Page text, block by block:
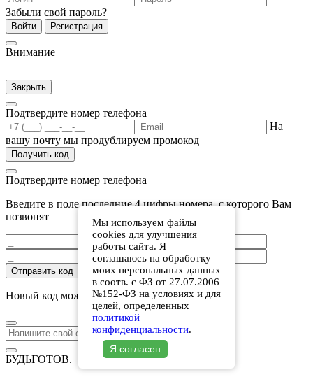
Забыли свой пароль?
Войти Регистрация
Внимание
Закрыть
Подтвердите номер телефона
На
вашу почту мы продублируем промокод
Получить код
Подтвердите номер телефона
Введите в поле последние 4 цифры номера, с которого Вам
позвонят
Отправить код
Новый код можно получить через:.
БУДЬГОТОВ.
Мы используем файлы
cookies для улучшения
работы сайта. Я
соглашаюсь на обработку
моих персональных данных
в соотв. с ФЗ от 27.07.2006
№152-ФЗ на условиях и для
целей, определенных
политикой
конфиденциальности.
Я согласен